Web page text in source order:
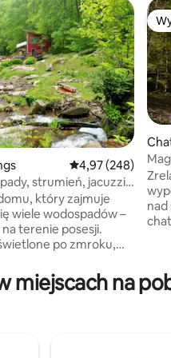
recenzji: 274
Średnia ocena:
4,97 (248)
strumień, jacuzzi,
który zajmuje
wiele wodospadów –
terenie posesji.
po zmroku,
dzienne, a w nocy
Ręcznie wykonane
miejscach na